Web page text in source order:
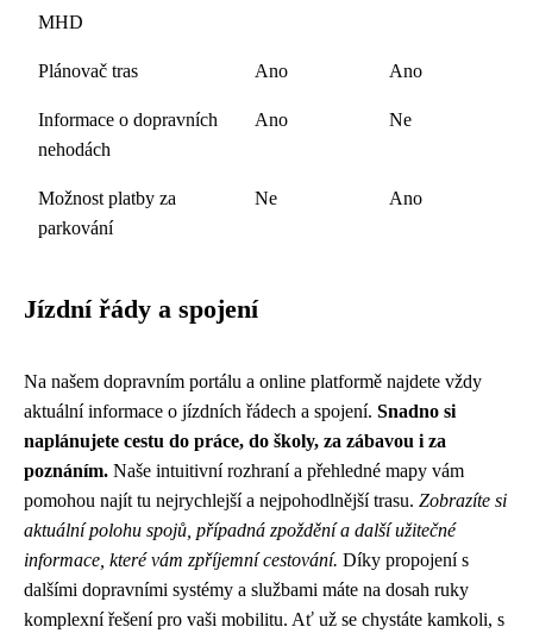
MHD
Plánovač tras Ano Ano
Informace o dopravních
nehodách
Ano Ne
Možnost platby za
parkování
Ne Ano
Jízdní řády a spojení
Na našem dopravním portálu a online platformě najdete vždy
aktuální informace o jízdních řádech a spojení. Snadno si
naplánujete cestu do práce, do školy, za zábavou i za
poznáním. Naše intuitivní rozhraní a přehledné mapy vám
pomohou najít tu nejrychlejší a nejpohodlnější trasu. Zobrazíte si
aktuální polohu spojů, případná zpoždění a další užitečné
informace, které vám zpříjemní cestování. Díky propojení s
dalšími dopravními systémy a službami máte na dosah ruky
komplexní řešení pro vaši mobilitu. Ať už se chystáte kamkoli, s